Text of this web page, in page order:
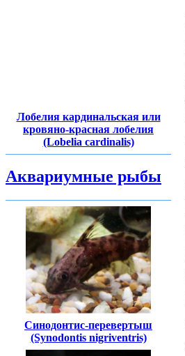
Лобелия кардинальская или
кровяно-красная лобелия
(Lobelia cardinalis)
Аквариумные рыбы
Синодонтис-перевертыш
(Synodontis nigriventris)